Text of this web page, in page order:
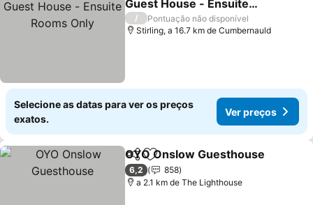
Guest House - Ensuite
Rooms Only
Ver preços
/
Pontuação não disponível
Stirling, a 16.7 km de Cumbernauld
Selecione as datas para ver os preços
exatos.
Ver preços
PartilharAdicionar aos favoritos
OYO Onslow Guesthouse
6,2
858
a 2.1 km de The Lighthouse